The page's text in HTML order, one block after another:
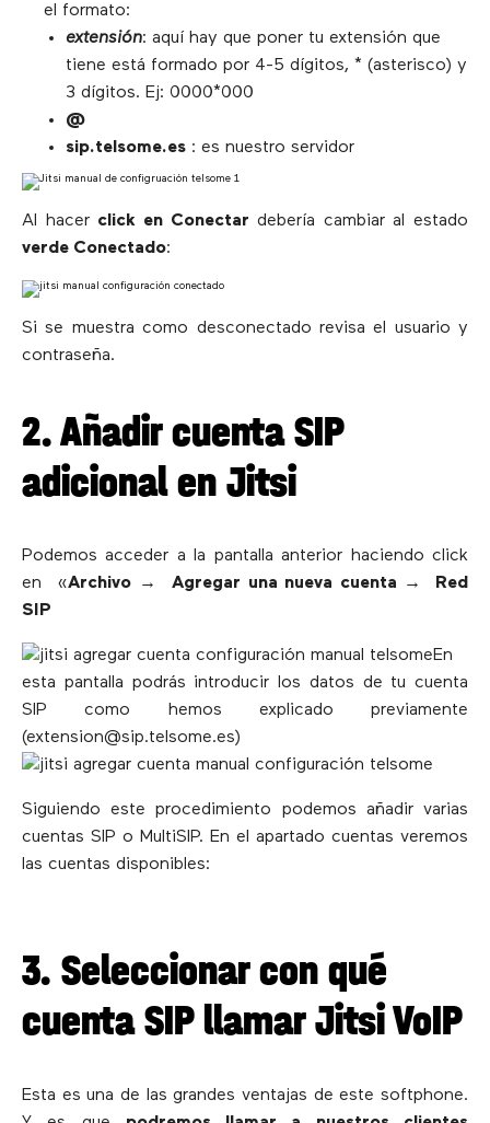
el formato:
extensión: aquí hay que poner tu extensión que
tiene está formado por 4-5 dígitos, * (asterisco) y
3 dígitos. Ej: 0000*000
@
sip.telsome.es : es nuestro servidor
Al hacer click en Conectar debería cambiar al estado
verde Conectado:
Si se muestra como desconectado revisa el usuario y
contraseña.
2. Añadir cuenta SIP
adicional en Jitsi
Podemos acceder a la pantalla anterior haciendo click
en «Archivo → Agregar una nueva cuenta →
Red
SIP
En
esta pantalla podrás introducir los datos de tu cuenta
SIP como hemos explicado previamente
(extension@sip.telsome.es)
Siguiendo este procedimiento podemos añadir varias
cuentas SIP o MultiSIP. En el apartado cuentas veremos
las cuentas disponibles:
3. Seleccionar con qué
cuenta SIP llamar Jitsi VoIP
Esta es una de las grandes ventajas de este softphone.